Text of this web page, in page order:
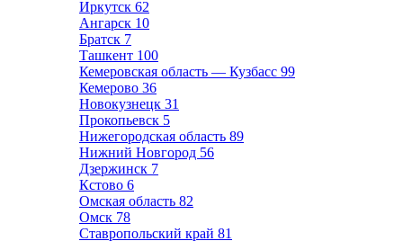
Иркутск 62
Ангарск 10
Братск 7
Ташкент 100
Кемеровская область — Кузбасс 99
Кемерово 36
Новокузнецк 31
Прокопьевск 5
Нижегородская область 89
Нижний Новгород 56
Дзержинск 7
Кстово 6
Омская область 82
Омск 78
Ставропольский край 81